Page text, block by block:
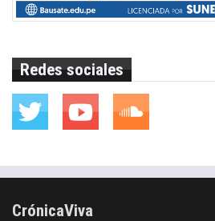
Redes sociales
CrónicaViva